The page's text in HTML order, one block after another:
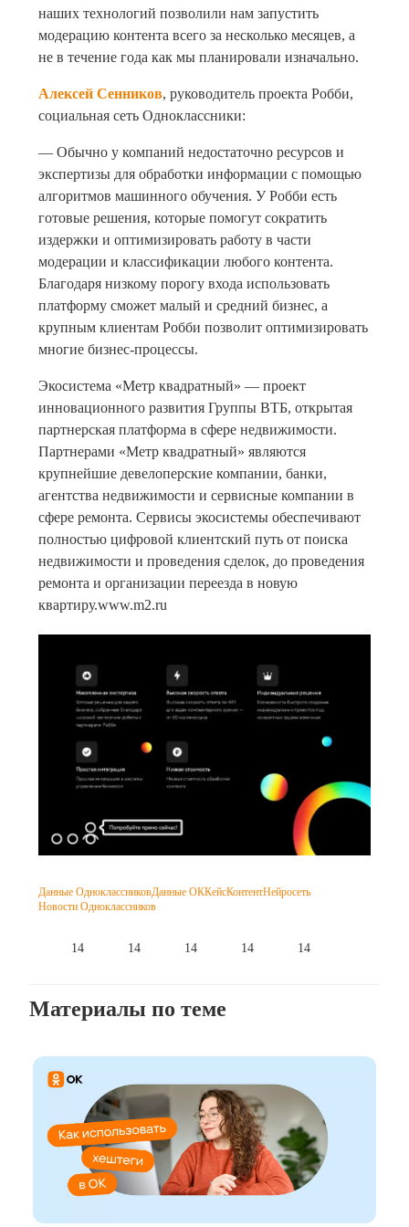
наших технологий позволили нам запустить
модерацию контента всего за несколько месяцев, а
не в течение года как мы планировали изначально.
Алексей Сенников, руководитель проекта Робби,
социальная сеть Одноклассники:
— Обычно у компаний недостаточно ресурсов и
экспертизы для обработки информации с помощью
алгоритмов машинного обучения. У Робби есть
готовые решения, которые помогут сократить
издержки и оптимизировать работу в части
модерации и классификации любого контента.
Благодаря низкому порогу входа использовать
платформу сможет малый и средний бизнес, а
крупным клиентам Робби позволит оптимизировать
многие бизнес-процессы.
Экосистема «Метр квадратный» — проект
инновационного развития Группы ВТБ, открытая
партнерская платформа в сфере недвижимости.
Партнерами «Метр квадратный» являются
крупнейшие девелоперские компании, банки,
агентства недвижимости и сервисные компании в
сфере ремонта. Сервисы экосистемы обеспечивают
полностью цифровой клиентский путь от поиска
недвижимости и проведения сделок, до проведения
ремонта и организации переезда в новую
квартиру.www.m2.ru
Данные ОдноклассниковДанные ОККейсКонтентНейросеть
Новости Одноклассников
14 14 14 14 14
Материалы по теме